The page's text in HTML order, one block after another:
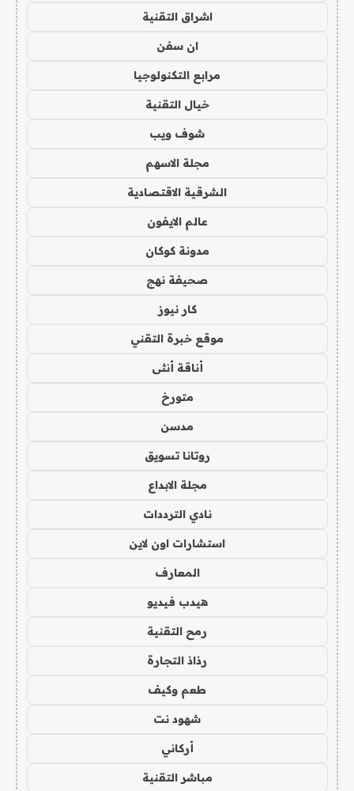
اشراق التقنية
ان سفن
مرابع التكنولوجيا
خيال التقنية
شوف ويب
مجلة الاسهم
الشرقية الاقتصادية
عالم الايفون
مدونة كوكان
صحيفة نهج
كار نيوز
موقع خبرة التقني
أناقة أنثى
متورخ
مدسن
روتانا تسويق
مجلة الابداع
نادي الترددات
استشارات اون لاين
المعارف
هيدب فيديو
رمح التقنية
رذاذ التجارة
طعم وكيف
شهود نت
أركاني
مباشر التقنية